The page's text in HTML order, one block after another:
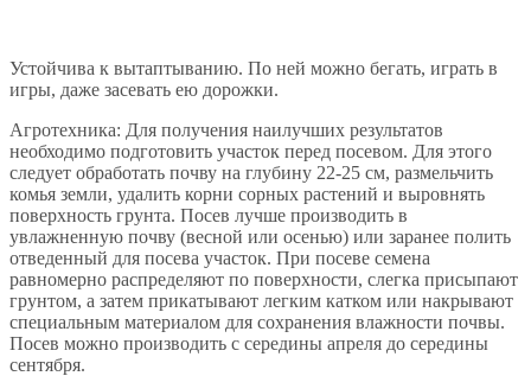
Устойчива к вытаптыванию. По ней можно бегать, играть в
игры, даже засевать ею дорожки.
Агротехника: Для получения наилучших результатов
необходимо подготовить участок перед посевом. Для этого
следует обработать почву на глубину 22-25 см, размельчить
комья земли, удалить корни сорных растений и выровнять
поверхность грунта. Посев лучше производить в
увлажненную почву (весной или осенью) или заранее полить
отведенный для посева участок. При посеве семена
равномерно распределяют по поверхности, слегка присыпают
грунтом, а затем прикатывают легким катком или накрывают
специальным материалом для сохранения влажности почвы.
Посев можно производить с середины апреля до середины
сентября.